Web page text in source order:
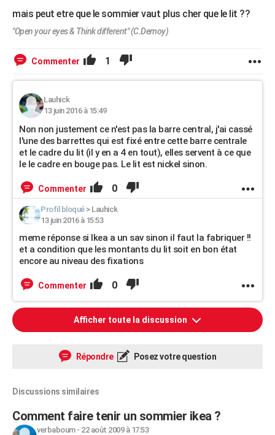
mais peut etre que le sommier vaut plus cher que le lit ??
"Open your eyes & Think different" (C.Demoy)
Commenter 1
Lauhick
13 juin 2016 à 15:49
Non non justement ce n'est pas la barre central, j'ai cassé
l'une des barrettes qui est fixé entre cette barre centrale
et le cadre du lit (il y en a 4 en tout), elles servent à ce que
le le cadre en bouge pas. Le lit est nickel sinon.
Commenter 0
Profil bloqué> Lauhick
13 juin 2016 à 15:53
meme réponse si Ikea a un sav sinon il faut la fabriquer !!
et a condition que les montants du lit soit en bon état
encore au niveau des fixations
Commenter 0
Afficher toute la discussion
Répondre Posez votre question
Discussions similaires
Comment faire tenir un sommier ikea ?
verbaboum- 22 août 2009 à 17:53